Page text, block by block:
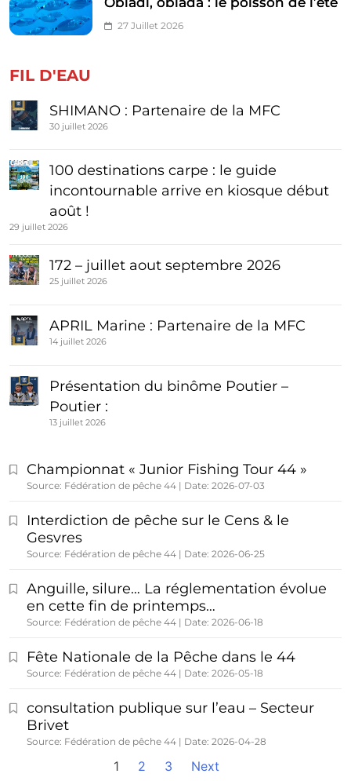
27 Juillet 2026
FIL D'EAU
SHIMANO : Partenaire de la MFC
30 juillet 2026
100 destinations carpe : le guide
incontournable arrive en kiosque début
août !
29 juillet 2026
172 – juillet aout septembre 2026
25 juillet 2026
APRIL Marine : Partenaire de la MFC
14 juillet 2026
Présentation du binôme Poutier –
Poutier :
13 juillet 2026
Championnat « Junior Fishing Tour 44 »
Source: Fédération de pêche 44 Date: 2026-07-03
Interdiction de pêche sur le Cens & le
Gesvres
Source: Fédération de pêche 44 Date: 2026-06-25
Anguille, silure… La réglementation évolue
en cette fin de printemps…
Source: Fédération de pêche 44 Date: 2026-06-18
Fête Nationale de la Pêche dans le 44
Source: Fédération de pêche 44 Date: 2026-05-18
consultation publique sur l’eau – Secteur
Brivet
Source: Fédération de pêche 44 Date: 2026-04-28
1 2 3 Next